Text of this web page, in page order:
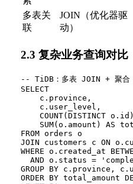
多表关
联
JOIN（优化器驱
动）
2.3 复杂业务查询对比
-- TiDB：多表 JOIN + 聚合（
SELECT
    c.province,
    c.user_level,
COUNT(DISTINCT
SUM(o.amount) AS
FROM orders o
JOIN customers c ON
WHERE o.created_at
AND o.status =
GROUP BY c.province,
ORDER BY total_amount